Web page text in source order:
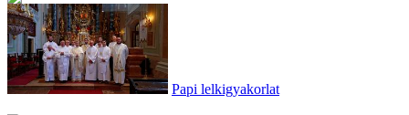
Papi lelkigyakorlat